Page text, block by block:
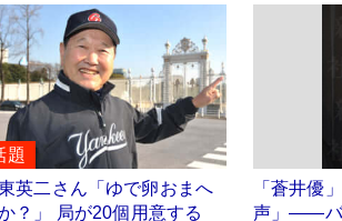
題
英二さん「ゆで卵おまへ
？」 局が20個用意する
「蒼井優
声」――バ